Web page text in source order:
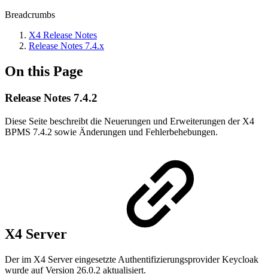
Breadcrumbs
X4 Release Notes
Release Notes 7.4.x
On this Page
Release Notes 7.4.2
Diese Seite beschreibt die Neuerungen und Erweiterungen der X4
BPMS 7.4.2 sowie Änderungen und Fehlerbehebungen.
X4 Server
Der im X4 Server eingesetzte Authentifizierungsprovider Keycloak
wurde auf Version 26.0.2 aktualisiert.